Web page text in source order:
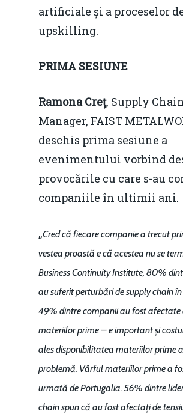
artificiale și a proceselor
upskilling.
PRIMA SESIUNE
Ramona Creț, Supply
Manager, FAIST
deschis prima sesiune a
evenimentului vorbind
provocările cu care s-au
companiile în ultimii ani.
„Cred că fiecare companie a trecut
vestea proastă e că acestea nu se
Business Continuity Institute, 80%
au suferit perturbări de supply chain
49% dintre companii au fost afectate
materiilor prime – e important și
ales disponibilitatea materiilor prime
problemă. Vârful materiilor prime a
urmată de Portugalia. 56% dintre
chain spun că au fost afectați de